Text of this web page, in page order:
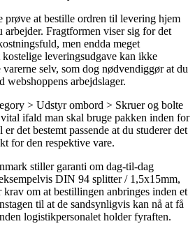
prøve at bestille ordren til levering hjem
Fragtformen viser sig for det
men endda meget
leveringsudgave kan ikke
selv, som dog nødvendiggør at du
arbejdslager.
> Udstyr ombord > Skruer og bolte
ifald man skal bruge pakken inden for
det bestemt passende at du studerer det
for den respektive vare.
stiller garanti om dag-til-dag
DIN 94 splitter / 1,5x15mm,
om at bestillingen anbringes inden et
til at de sandsynligvis kan nå at få
logistikpersonalet holder fyraften.